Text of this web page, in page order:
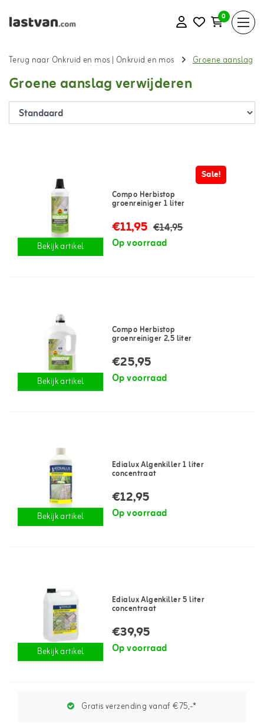
0
Terug naar Onkruid en mos | Onkruid en mos Groene aanslag
Groene aanslag verwijderen
Bekijk artikel
Sale!
Compo Herbistop
groenreiniger 1 liter
€11,95 €14,95
Op voorraad
Bekijk artikel
Compo Herbistop
groenreiniger 2,5 liter
€25,95
Op voorraad
Bekijk artikel
Edialux Algenkiller 1 liter
concentraat
€12,95
Op voorraad
Bekijk artikel
Edialux Algenkiller 5 liter
concentraat
€39,95
Op voorraad
Gratis verzending vanaf €75,-*